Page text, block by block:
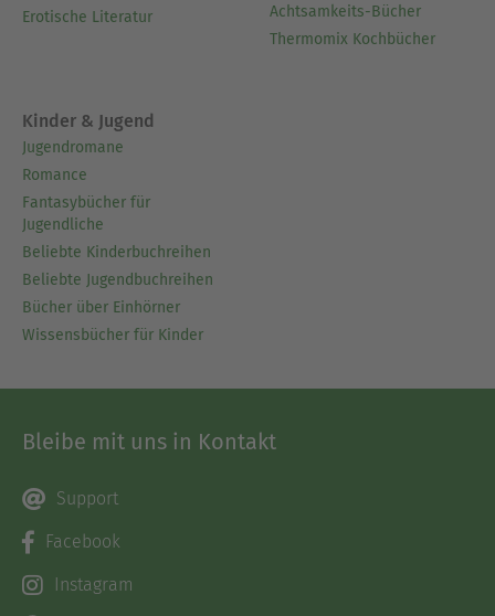
Erotische Literatur
Achtsamkeits-Bücher
Thermomix Kochbücher
Kinder & Jugend
Jugendromane
Romance
Fantasybücher für
Jugendliche
Beliebte Kinderbuchreihen
Beliebte Jugendbuchreihen
Bücher über Einhörner
Wissensbücher für Kinder
Bleibe mit uns in Kontakt
Support
Facebook
Instagram